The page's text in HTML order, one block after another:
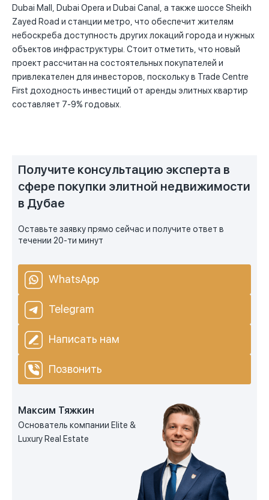
Dubai Mall, Dubai Opera и Dubai Canal, а также шоссе Sheikh
Zayed Road и станции метро, что обеспечит жителям
небоскреба доступность других локаций города и нужных
объектов инфраструктуры. Стоит отметить, что новый
проект рассчитан на состоятельных покупателей и
привлекателен для инвесторов, поскольку в Trade Centre
First доходность инвестиций от аренды элитных квартир
составляет 7-9% годовых.
Получите консультацию эксперта в
сфере покупки элитной недвижимости
в Дубае
Оставьте заявку прямо сейчас и получите ответ в
течении 20-ти минут
WhatsApp
Telegram
Написать нам
Позвонить
Максим Тяжкин
Основатель компании Elite &
Luxury Real Estate